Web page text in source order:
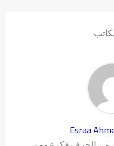
Esraa